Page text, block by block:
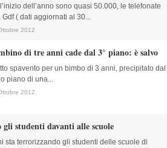
dell’anno sono quasi 50.000, le telefonate
Gdf ( dati aggiornati al 30...
2012
di tre anni cade dal 3° piano: è salvo
spavento per un bimbo di 3 anni, precipitato dal
piano di una...
2012
studenti davanti alle scuole
sta terrorizzando gli studenti delle scuole di